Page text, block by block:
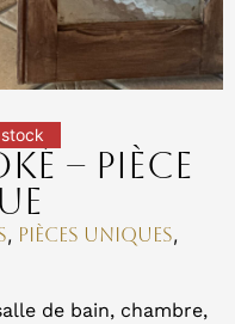
– Pièce
, Pièces uniques,
de bain, chambre,